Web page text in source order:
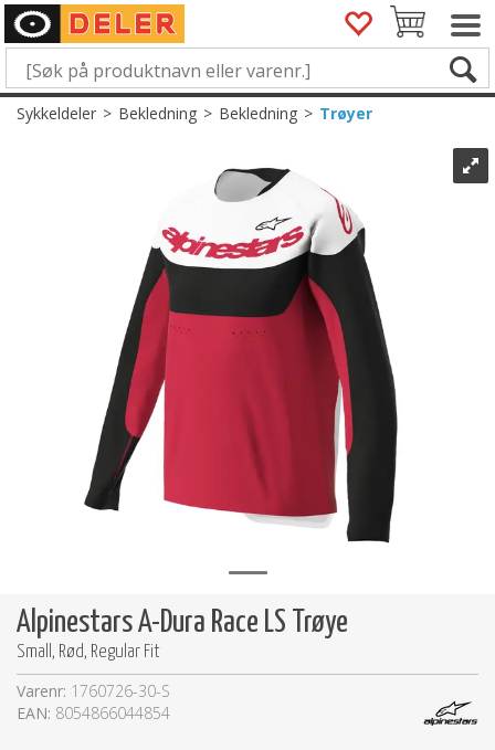
Sykkeldeler>Bekledning>Bekledning>Trøyer
Alpinestars A-Dura Race LS Trøye
Small, Rød, Regular Fit
Varenr: 1760726-30-S
EAN: 8054866044854